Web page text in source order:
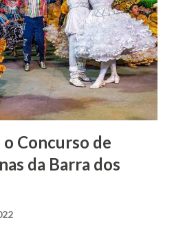
à atividade agrícola, que
reserva financeira. João
a Igreja Matriz de Nosso
que foi inaugurada em 1862 e
de Vasconcelos. A Igreja
o Concurso de
da Barra dos